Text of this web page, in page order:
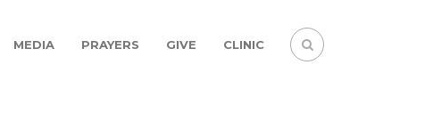
MEDIA PRAYERS GIVE CLINIC